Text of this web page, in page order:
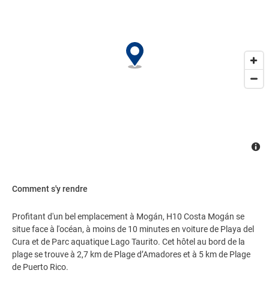
Comment s'y rendre
Profitant d'un bel emplacement à Mogán, H10 Costa Mogán se
situe face à l'océan, à moins de 10 minutes en voiture de Playa del
Cura et de Parc aquatique Lago Taurito. Cet hôtel au bord de la
plage se trouve à 2,7 km de Plage d’Amadores et à 5 km de Plage
de Puerto Rico.